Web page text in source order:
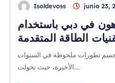
Isoldevoss
junio 23,
في دبي باستخدام
الطاقة المتقدمة
تطورات ملحوظة في السنوات
الأخيرة، حيث تحولت…